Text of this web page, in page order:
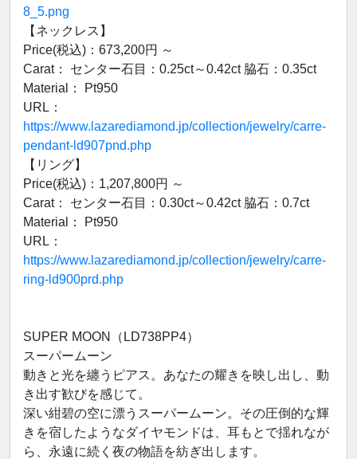
8_5.png
【ネックレス】
Price(税込)：673,200円 ～
Carat： センター石目：0.25ct～0.42ct 脇石：0.35ct
Material： Pt950
URL：
https://www.lazarediamond.jp/collection/jewelry/carre-
pendant-ld907pnd.php
【リング】
Price(税込)：1,207,800円 ～
Carat： センター石目：0.30ct～0.42ct 脇石：0.7ct
Material： Pt950
URL：
https://www.lazarediamond.jp/collection/jewelry/carre-
ring-ld900prd.php
SUPER MOON（LD738PP4）
スーパームーン
動きと光を纏うピアス。あなたの耀きを映し出し、動
き出す歓びを感じて。
深い紺碧の空に漂うスーパームーン。その圧倒的な輝
きを宿したようなダイヤモンドは、耳もとで揺れなが
ら、永遠に続く夜の物語を紡ぎ出します。